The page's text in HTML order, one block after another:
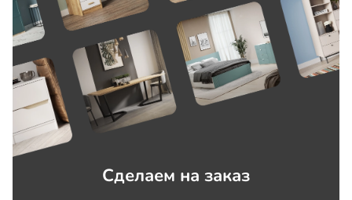
Сделаем на заказ